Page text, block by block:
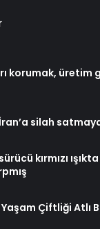
korumak, üretim
silah
kırmızı
Çiftliği Atlı